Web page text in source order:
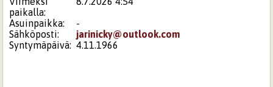
paikalla:
Asuinpaikka:
-
Sähköposti:
jarinicky@outlook.com
Syntymäpäivä: 4.11.1966